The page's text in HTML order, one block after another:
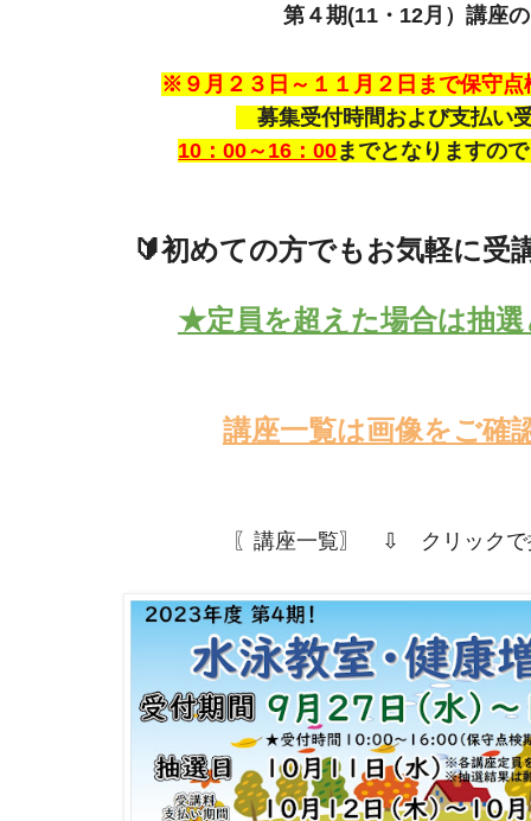
第４期(11・12月）講座
※９月２３日～１１月２日まで保守点
募集受付時間および支払
10：00～16：00までとなりますの
🔰初めての方でもお気軽に受
★定員を超えた場合は抽
講座一覧は画像をご確
〖講座一覧〗 ⇩ クリックで